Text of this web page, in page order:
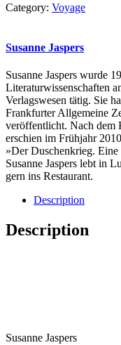
Category: Voyage
Susanne Jaspers
Susanne Jaspers wurde
Literaturwissenschaften
Verlagswesen tätig. Sie
Frankfurter Allgemeine
veröffentlicht. Nach dem
erschien im Frühjahr
»Der Duschenkrieg.
Susanne Jaspers lebt in
gern ins Restaurant.
Description
Description
Susanne Jaspers